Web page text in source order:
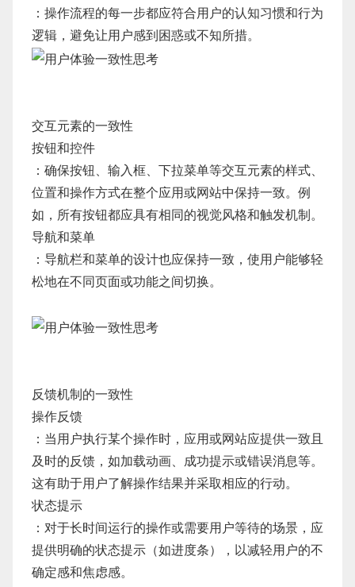
：操作流程的每一步都应符合用户的认知习惯和行为
逻辑，避免让用户感到困惑或不知所措。
交互元素的一致性
按钮和控件
：确保按钮、输入框、下拉菜单等交互元素的样式、
位置和操作方式在整个应用或网站中保持一致。例
如，所有按钮都应具有相同的视觉风格和触发机制。
导航和菜单
：导航栏和菜单的设计也应保持一致，使用户能够轻
松地在不同页面或功能之间切换。
反馈机制的一致性
操作反馈
：当用户执行某个操作时，应用或网站应提供一致且
及时的反馈，如加载动画、成功提示或错误消息等。
这有助于用户了解操作结果并采取相应的行动。
状态提示
：对于长时间运行的操作或需要用户等待的场景，应
提供明确的状态提示（如进度条），以减轻用户的不
确定感和焦虑感。